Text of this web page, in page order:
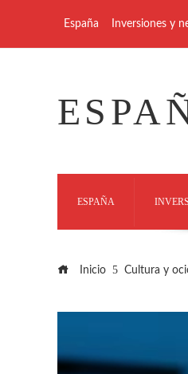
España Inversiones y
ESPAÑA
Inicio Cultura y